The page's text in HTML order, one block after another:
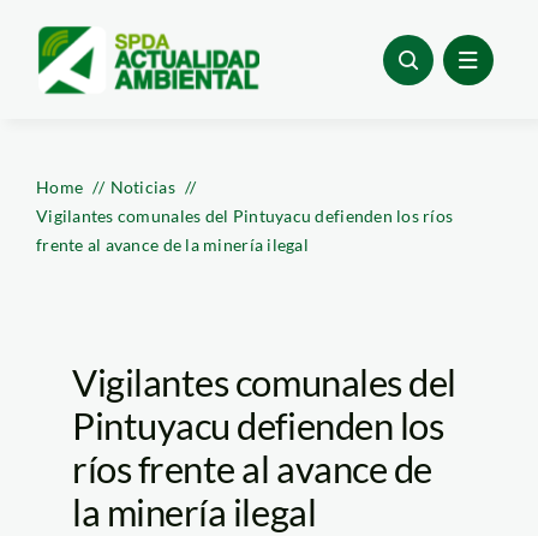
content
Home
Noticias
Vigilantes comunales del Pintuyacu defienden los ríos
frente al avance de la minería ilegal
Vigilantes comunales del
Pintuyacu defienden los
ríos frente al avance de
la minería ilegal